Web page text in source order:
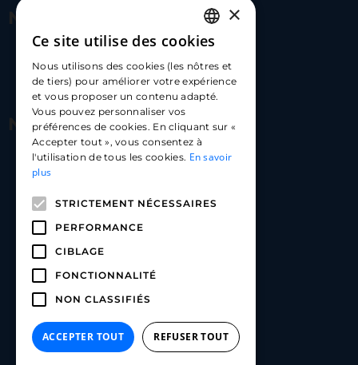
Nous contacter
hello@carloapp.com
Nous suivre
Carlo App | Instagram
Carlo App | Linkedin
FRENCH
ENGLISH
SPANISH
×
Ce site utilise des cookies
Nous utilisons des cookies (les nôtres et
de tiers) pour améliorer votre expérience
et vous proposer un contenu adapté.
Vous pouvez personnaliser vos
préférences de cookies. En cliquant sur «
Accepter tout », vous consentez à
l'utilisation de tous les cookies. En savoir
plus
STRICTEMENT NÉCESSAIRES
PERFORMANCE
CIBLAGE
FONCTIONNALITÉ
NON CLASSIFIÉS
ACCEPTER TOUT REFUSER TOUT